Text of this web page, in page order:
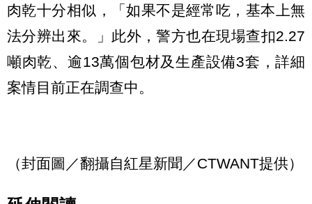
肉乾十分相似，「如果不是經常吃，基本上無
法分辨出來。」此外，警方也在現場查扣2.27
噸肉乾、逾13萬個包材及生產設備3套，詳細
案情目前正在調查中。
（封面圖／翻攝自紅星新聞／CTWANT提供）